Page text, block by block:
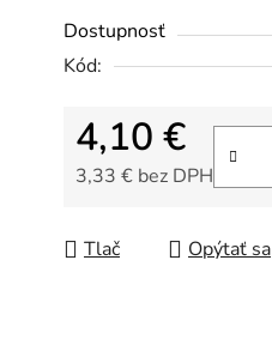
5
hviezdičiek.
Dostupnosť
Kód:
4,10 €
3,33 € bez DPH
Tlač Opýtať sa